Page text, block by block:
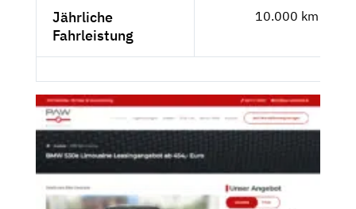
Jährliche
Fahrleistung
10.000 km